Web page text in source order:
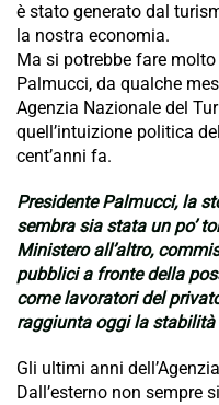
è stato generato dal
la nostra economia.
Ma si potrebbe fare
Palmucci, da qualche
Agenzia Nazionale del
quell’intuizione politica
cent’anni fa.
Presidente Palmucci, la
sembra sia stata un po’
Ministero all’altro,
pubblici a fronte della
come lavoratori del
raggiunta oggi la stabilità
Gli ultimi anni
Dall’esterno non sempre